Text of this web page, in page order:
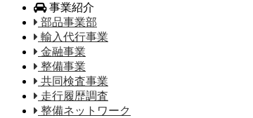
事業紹介
部品事業部
輸入代行事業
金融事業
整備事業
共同検査事業
走行履歴調査
整備ネットワーク